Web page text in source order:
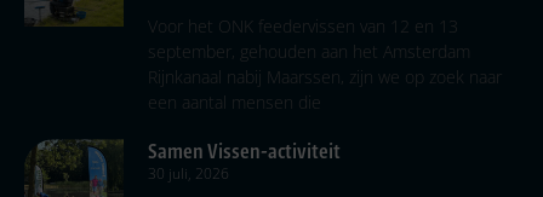
Voor het ONK feedervissen van 12 en 13
september, gehouden aan het Amsterdam
Rijnkanaal nabij Maarssen, zijn we op zoek naar
een aantal mensen die
Samen Vissen-activiteit
30 juli, 2026